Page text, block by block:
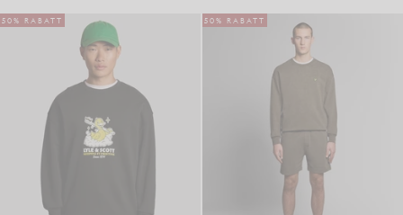
50% RABATT 50% RABATT